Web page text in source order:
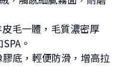
毛一體，毛質濃密厚
。
底，輕便防滑，增高拉